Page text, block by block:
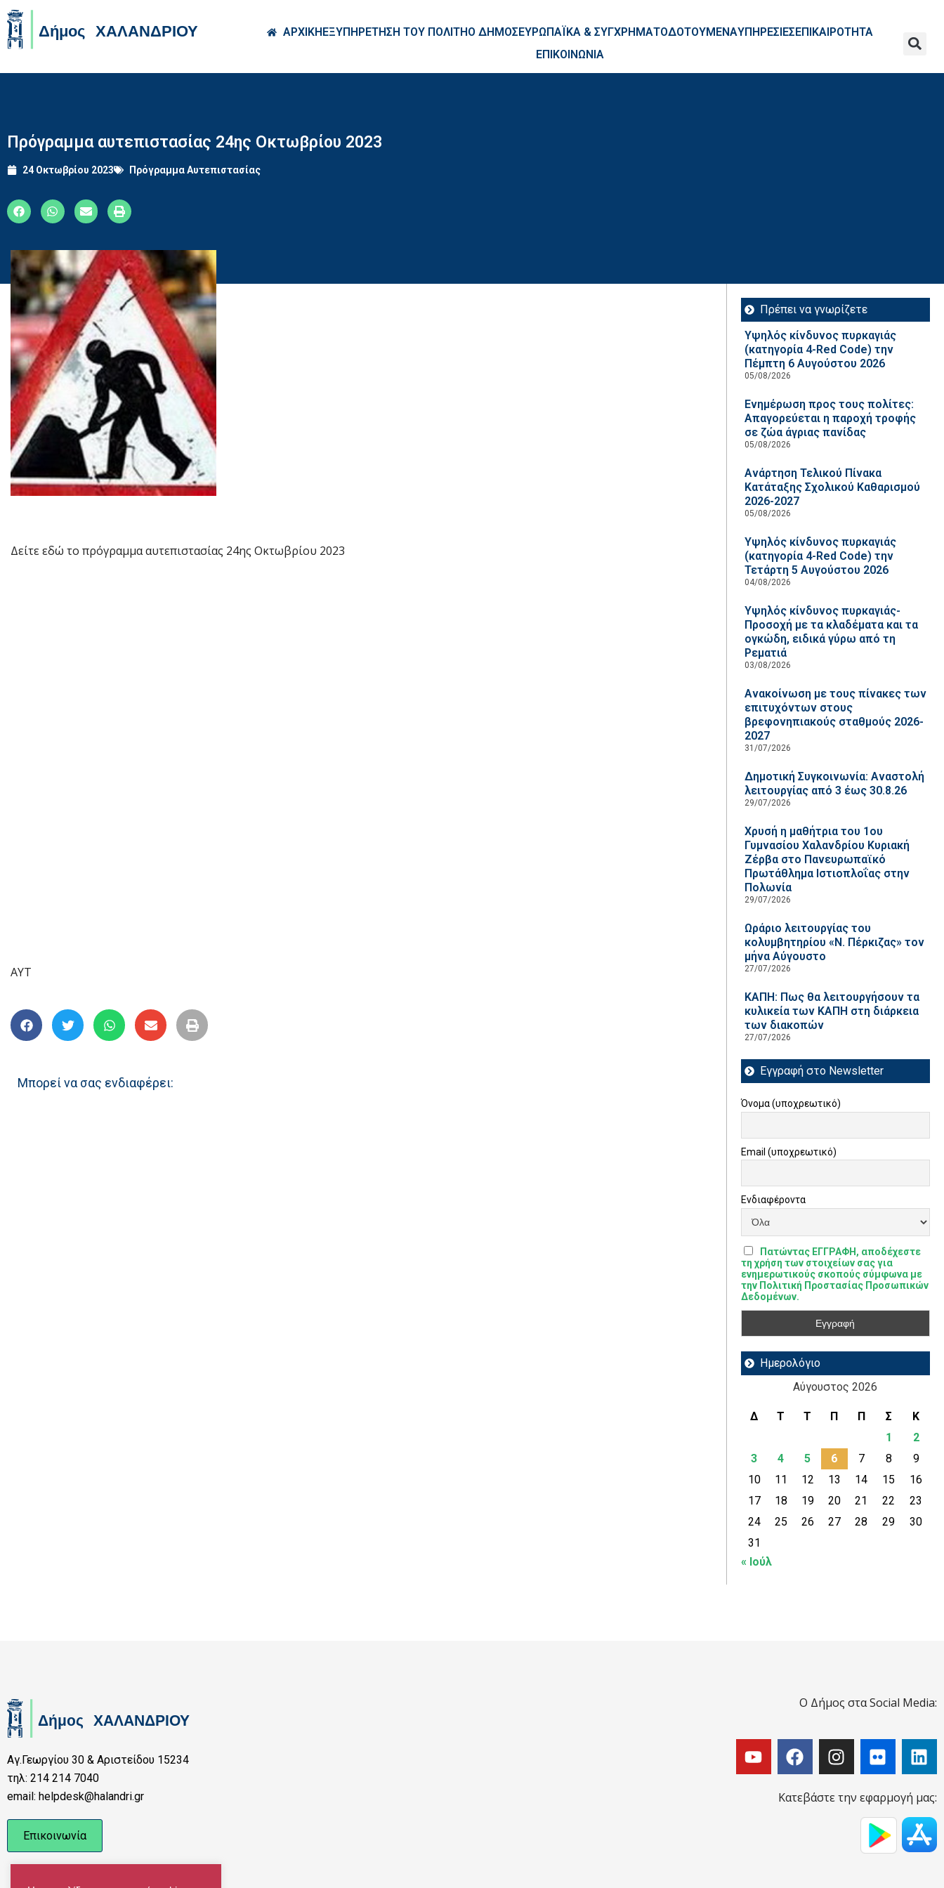
ΑΡΧΙΚΗΕΞΥΠΗΡΕΤΗΣΗ ΤΟΥ ΠΟΛΙΤΗΟ ΔΗΜΟΣΕΥΡΩΠΑΪΚΑ & ΣΥΓΧΡΗΜΑΤΟΔΟΤΟΥΜΕΝΑΥΠΗΡΕΣΙΕΣΕΠΙΚΑΙΡΟΤΗΤΑ
ΕΠΙΚΟΙΝΩΝΙΑ
Πρόγραμμα αυτεπιστασίας 24ης Οκτωβρίου 2023
24 Οκτωβρίου 2023 Πρόγραμμα Αυτεπιστασίας
Δείτε εδώ το πρόγραμμα αυτεπιστασίας 24ης Οκτωβρίου 2023
AYT
Μπορεί να σας ενδιαφέρει:
Πρέπει να γνωρίζετε
Υψηλός κίνδυνος πυρκαγιάς
(κατηγορία 4-Red Code) την
Πέμπτη 6 Αυγούστου 2026
05/08/2026
Ενημέρωση προς τους πολίτες:
Απαγορεύεται η παροχή τροφής
σε ζώα άγριας πανίδας
05/08/2026
Ανάρτηση Τελικού Πίνακα
Κατάταξης Σχολικού Καθαρισμού
2026-2027
05/08/2026
Υψηλός κίνδυνος πυρκαγιάς
(κατηγορία 4-Red Code) την
Τετάρτη 5 Αυγούστου 2026
04/08/2026
Υψηλός κίνδυνος πυρκαγιάς-
Προσοχή με τα κλαδέματα και τα
ογκώδη, ειδικά γύρω από τη
Ρεματιά
03/08/2026
Ανακοίνωση με τους πίνακες των
επιτυχόντων στους
βρεφονηπιακούς σταθμούς 2026-
2027
31/07/2026
Δημοτική Συγκοινωνία: Αναστολή
λειτουργίας από 3 έως 30.8.26
29/07/2026
Χρυσή η μαθήτρια του 1ου
Γυμνασίου Χαλανδρίου Κυριακή
Ζέρβα στο Πανευρωπαϊκό
Πρωτάθλημα Ιστιοπλοΐας στην
Πολωνία
29/07/2026
Ωράριο λειτουργίας του
κολυμβητηρίου «Ν. Πέρκιζας» τον
μήνα Αύγουστο
27/07/2026
ΚΑΠΗ: Πως θα λειτουργήσουν τα
κυλικεία των ΚΑΠΗ στη διάρκεια
των διακοπών
27/07/2026
Εγγραφή στο Newsletter
Όνομα (υποχρεωτικό)
Email (υποχρεωτικό)
Ενδιαφέροντα
Πατώντας ΕΓΓΡΑΦΗ, αποδέχεστε
τη χρήση των στοιχείων σας για
ενημερωτικούς σκοπούς σύμφωνα με
την Πολιτική Προστασίας Προσωπικών
Δεδομένων.
Ημερολόγιο
Αύγουστος 2026
Δ Τ Τ Π Π Σ
Κ
1
2
3
4 5 6 7 8
9
10
11 12 13 14 15
16
17
18 19 20 21 22
23
24
25 26 27 28 29
30
31
« Ιούλ
Αγ.Γεωργίου 30 & Αριστείδου 15234
τηλ: 214 214 7040
email: helpdesk@halandri.gr
Επικοινωνία
Ο Δήμος στα Social Media:
Κατεβάστε την εφαρμογή μας: